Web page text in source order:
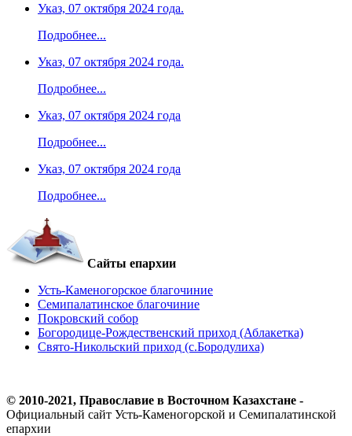
Указ, 07 октября 2024 года.
Подробнее...
Указ, 07 октября 2024 года.
Подробнее...
Указ, 07 октября 2024 года
Подробнее...
Указ, 07 октября 2024 года
Подробнее...
Сайты епархии
Усть-Каменогорское благочиние
Семипалатинское благочиние
Покровский собор
Богородице-Рождественский приход (Аблакетка)
Свято-Никольский приход (с.Бородулиха)
© 2010-2021, Православие в Восточном Казахстане -
Официальный сайт Усть-Каменогорской и Семипалатинской
епархии